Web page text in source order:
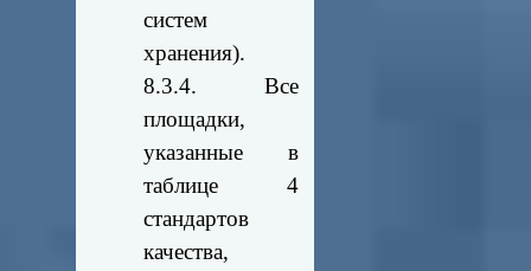
систем
хранения).
8.3.4. Все
площадки,
указанные в
таблице 4
стандартов
качества,